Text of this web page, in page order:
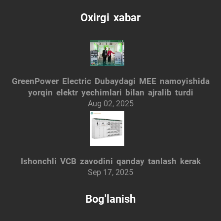
Oxirgi xabar
GreenPower Electric Dubaydagi MEE namoyishida
yorqin elektr yechimlari bilan ajralib turdi
Aug 02, 2025
Ishonchli VCB zavodini qanday tanlash kerak
Sep 17, 2025
Bog'lanish